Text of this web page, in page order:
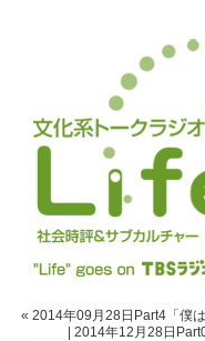
« 2014年09月28日Part4「僕
2014年12月28日